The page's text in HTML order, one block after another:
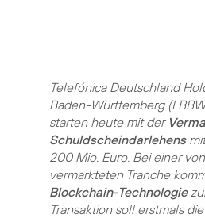
Telefónica Deutschland
Baden-Württemberg
starten heute mit der
Schuldscheindarlehens
200 Mio. Euro. Bei einer
vermarkteten Tranche
Blockchain-Technologie
Transaktion soll erstmals